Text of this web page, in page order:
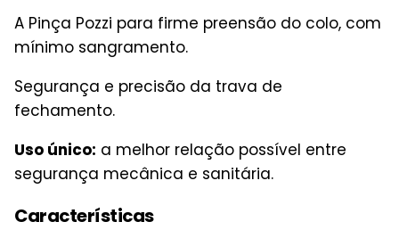
A Pinça Pozzi para firme preensão do colo, com
mínimo sangramento.
Segurança e precisão da trava de
fechamento.
Uso único: a melhor relação possível entre
segurança mecânica e sanitária.
Características